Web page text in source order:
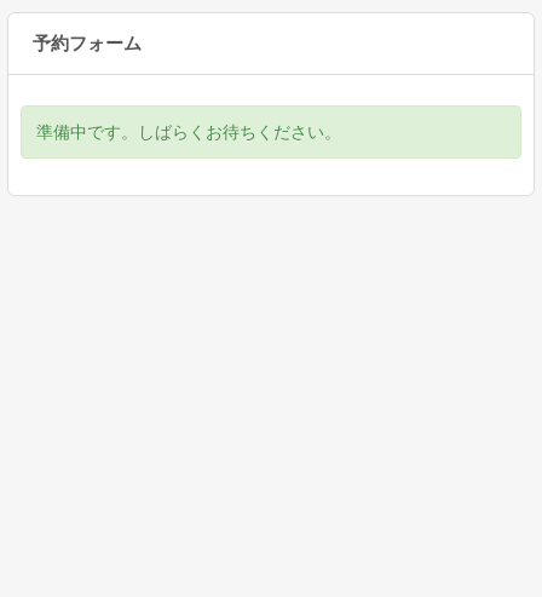
予約フォーム
準備中です。しばらくお待ちください。